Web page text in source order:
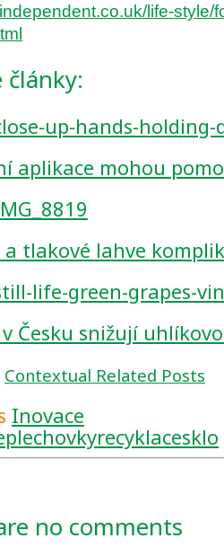
life-
články:
aplikace mohou
a tlakové lahve
Česku snižují
Contextual Related Posts
Inovace
plechovkyrecyklacesklo
no comments